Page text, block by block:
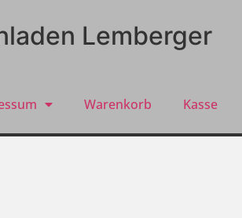
Lemberger
Warenkorb Kasse